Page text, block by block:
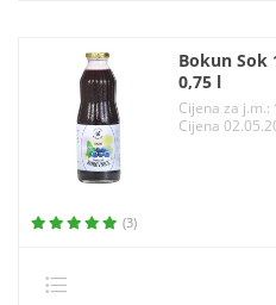
Bokun Sok
0,75 l
Cijena za j.m.:
Cijena
(3)